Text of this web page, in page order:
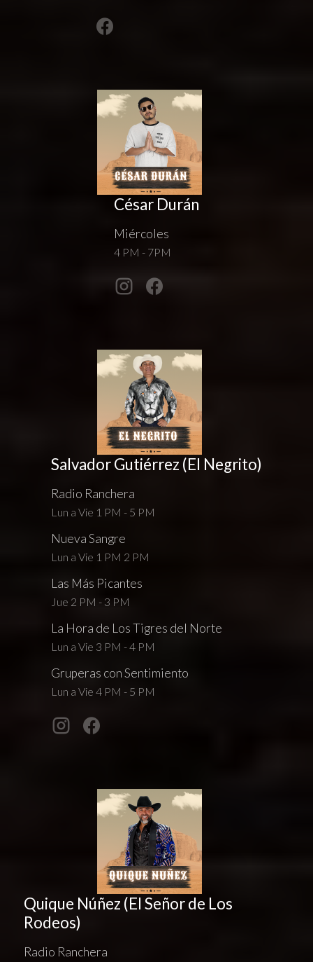
César Durán
Miércoles
4 PM - 7PM
Salvador Gutiérrez (El Negrito)
Radio Ranchera
Lun a Vie 1 PM - 5 PM
Nueva Sangre
Lun a Vie 1 PM 2 PM
Las Más Picantes
Jue 2 PM - 3 PM
La Hora de Los Tigres del Norte
Lun a Vie 3 PM - 4 PM
Gruperas con Sentimiento
Lun a Vie 4 PM - 5 PM
Quique Núñez (El Señor de Los
Rodeos)
Radio Ranchera